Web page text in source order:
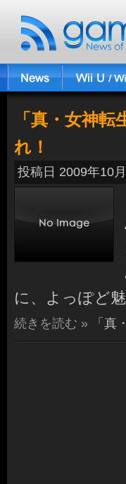
「真・女神
れ！
投稿日 2009年10
に、よっぽど
続きを読む » 「